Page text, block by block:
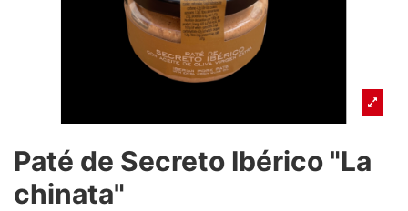
Paté de Secreto Ibérico "La
chinata"